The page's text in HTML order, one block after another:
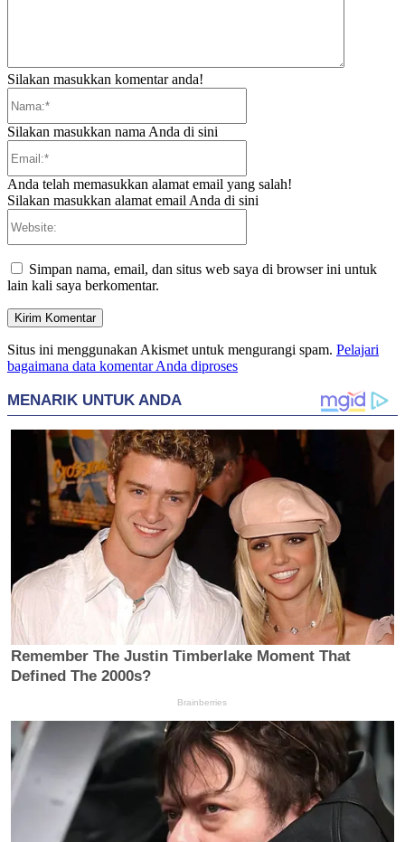
Silakan masukkan komentar anda!
Silakan masukkan nama Anda di sini
Anda telah memasukkan alamat email yang salah!
Silakan masukkan alamat email Anda di sini
Simpan nama, email, dan situs web saya di browser ini untuk
lain kali saya berkomentar.
Situs ini menggunakan Akismet untuk mengurangi spam. Pelajari
bagaimana data komentar Anda diproses